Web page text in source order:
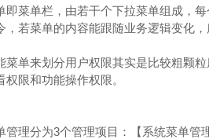
即菜单栏，由若干个下拉菜单组成，
，若菜单的内容能跟随业务逻辑变化
菜单来划分用户权限其实是比较粗颗
权限和功能操作权限。
管理分为3个管理项目：【系统菜单